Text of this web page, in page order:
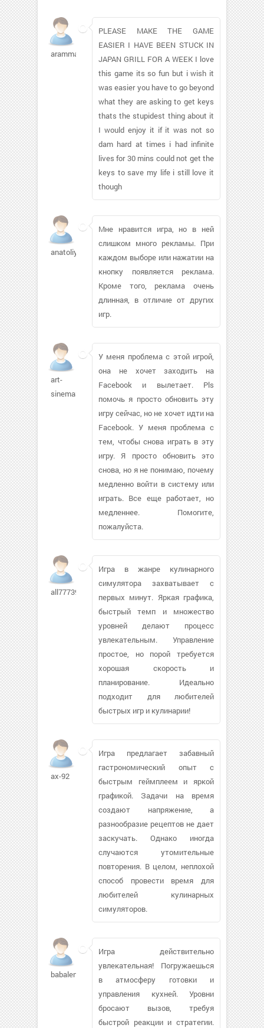
arammarin
PLEASE MAKE THE GAME
EASIER I HAVE BEEN STUCK IN
JAPAN GRILL FOR A WEEK I love
this game its so fun but i wish it
was easier you have to go beyond
what they are asking to get keys
thats the stupidest thing about it
I would enjoy it if it was not so
dam hard at times i had infinite
lives for 30 mins could not get the
keys to save my life i still love it
though
anatoliy05
Мне нравится игра, но в ней
слишком много рекламы. При
каждом выборе или нажатии на
кнопку появляется реклама.
Кроме того, реклама очень
длинная, в отличие от других
игр.
art-
sinema319
У меня проблема с этой игрой,
она не хочет заходить на
Facebook и вылетает. Pls
помочь я просто обновить эту
игру сейчас, но не хочет идти на
Facebook. У меня проблема с
тем, чтобы снова играть в эту
игру. Я просто обновить это
снова, но я не понимаю, почему
медленно войти в систему или
играть. Все еще работает, но
медленнее. Помогите,
пожалуйста.
all777396
Игра в жанре кулинарного
симулятора захватывает с
первых минут. Яркая графика,
быстрый темп и множество
уровней делают процесс
увлекательным. Управление
простое, но порой требуется
хорошая скорость и
планирование. Идеально
подходит для любителей
быстрых игр и кулинарии!
ax-92
Игра предлагает забавный
гастрономический опыт с
быстрым геймплеем и яркой
графикой. Задачи на время
создают напряжение, а
разнообразие рецептов не дает
заскучать. Однако иногда
случаются утомительные
повторения. В целом, неплохой
способ провести время для
любителей кулинарных
симуляторов.
babalena85598
Игра действительно
увлекательная! Погружаешься
в атмосферу готовки и
управления кухней. Уровни
бросают вызов, требуя
быстрой реакции и стратегии.